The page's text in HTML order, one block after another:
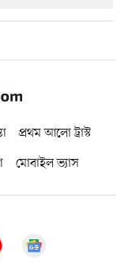
প্রথম আলো ট্রাস্ট
মোবাইল ভ্যাস